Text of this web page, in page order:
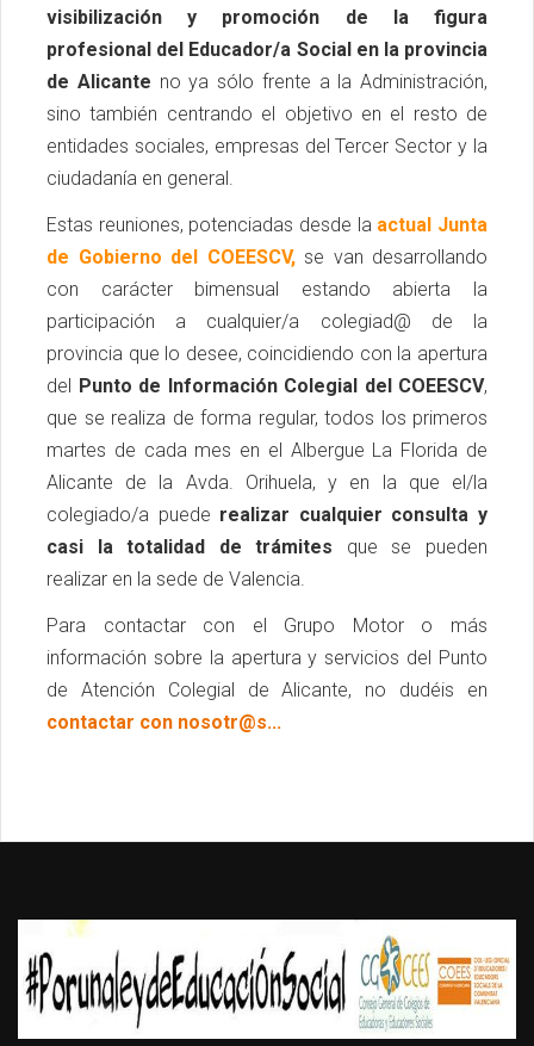
visibilización y promoción de la figura
profesional del Educador/a Social en la provincia
de Alicante no ya sólo frente a la Administración,
sino también centrando el objetivo en el resto de
entidades sociales, empresas del Tercer Sector y la
ciudadanía en general.
Estas reuniones, potenciadas desde la actual Junta
de Gobierno del COEESCV,se van desarrollando
con carácter bimensual estando abierta la
participación a cualquier/a colegiad@ de la
provincia que lo desee, coincidiendo con la apertura
del Punto de Información Colegial del COEESCV,
que se realiza de forma regular, todos los primeros
martes de cada mes en el Albergue La Florida de
Alicante de la Avda. Orihuela, y en la que el/la
colegiado/a puede realizar cualquier consulta y
casi la totalidad de trámites que se pueden
realizar en la sede de Valencia.
Para contactar con el Grupo Motor o más
información sobre la apertura y servicios del Punto
de Atención Colegial de Alicante, no dudéis en
contactar con nosotr@s...